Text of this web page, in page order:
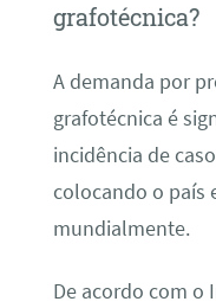
grafotécnica?
A demanda por
grafotécnica é
incidência de
colocando o país
mundialmente.
De acordo com o